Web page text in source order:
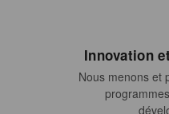
Innovation
Nous menons et